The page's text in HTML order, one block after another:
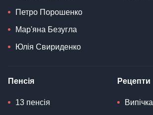
Петро Порошенко
Мар'яна Безугла
Юлія Свириденко
Пенсія
13 пенсія
Рецепти
Випічка